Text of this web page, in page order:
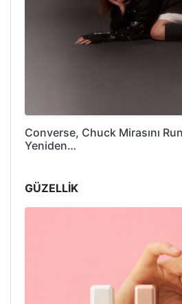
Converse, Chuck Mirasını
Yeniden…
GÜZELLİK